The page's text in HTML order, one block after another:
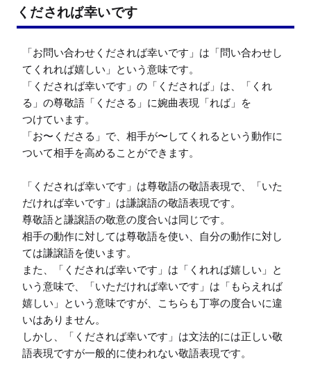
くだされば幸いです
「お問い合わせくだされば幸いです」は「問い合わせし
てくれれば嬉しい」という意味です。
「くだされば幸いです」の「くだされば」は、「くれ
る」の尊敬語「くださる」に婉曲表現「れば」を
つけています。
「お〜くださる」で、相手が〜してくれるという動作に
ついて相手を高めることができます。
「くだされば幸いです」は尊敬語の敬語表現で、「いた
だければ幸いです」は謙譲語の敬語表現です。
尊敬語と謙譲語の敬意の度合いは同じです。
相手の動作に対しては尊敬語を使い、自分の動作に対し
ては謙譲語を使います。
また、「くだされば幸いです」は「くれれば嬉しい」と
いう意味で、「いただければ幸いです」は「もらえれば
嬉しい」という意味ですが、こちらも丁寧の度合いに違
いはありません。
しかし、「くだされば幸いです」は文法的には正しい敬
語表現ですが一般的に使われない敬語表現です。